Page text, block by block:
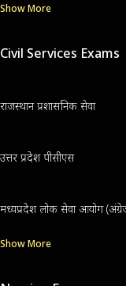
Show More
Civil Services Exams
राजस्थान प्रशासनिक सेवा
उत्तर प्रदेश पीसीएस
मध्यप्रदेश लोक सेवा आयोग
Show More